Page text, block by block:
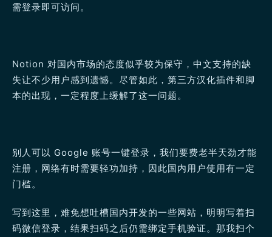
需登录即可访问。
Notion 对国内市场的态度似乎较为保守，中文支持的缺
失让不少用户感到遗憾。尽管如此，第三方汉化插件和脚
本的出现，一定程度上缓解了这一问题。
别人可以 Google 账号一键登录，我们要费老半天劲才能
注册，网络有时需要轻功加持，因此国内用户使用有一定
门槛。
写到这里，难免想吐槽国内开发的一些网站，明明写着扫
码微信登录，结果扫码之后仍需绑定手机验证。那我扫个